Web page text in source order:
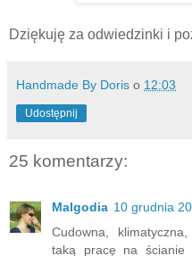
Dziękuję za odwiedzinki i
Handmade By Doris o 12:03
Udostępnij
25 komentarzy:
Malgodia 10 grudnia
Cudowna,
taką pracę na ścianie